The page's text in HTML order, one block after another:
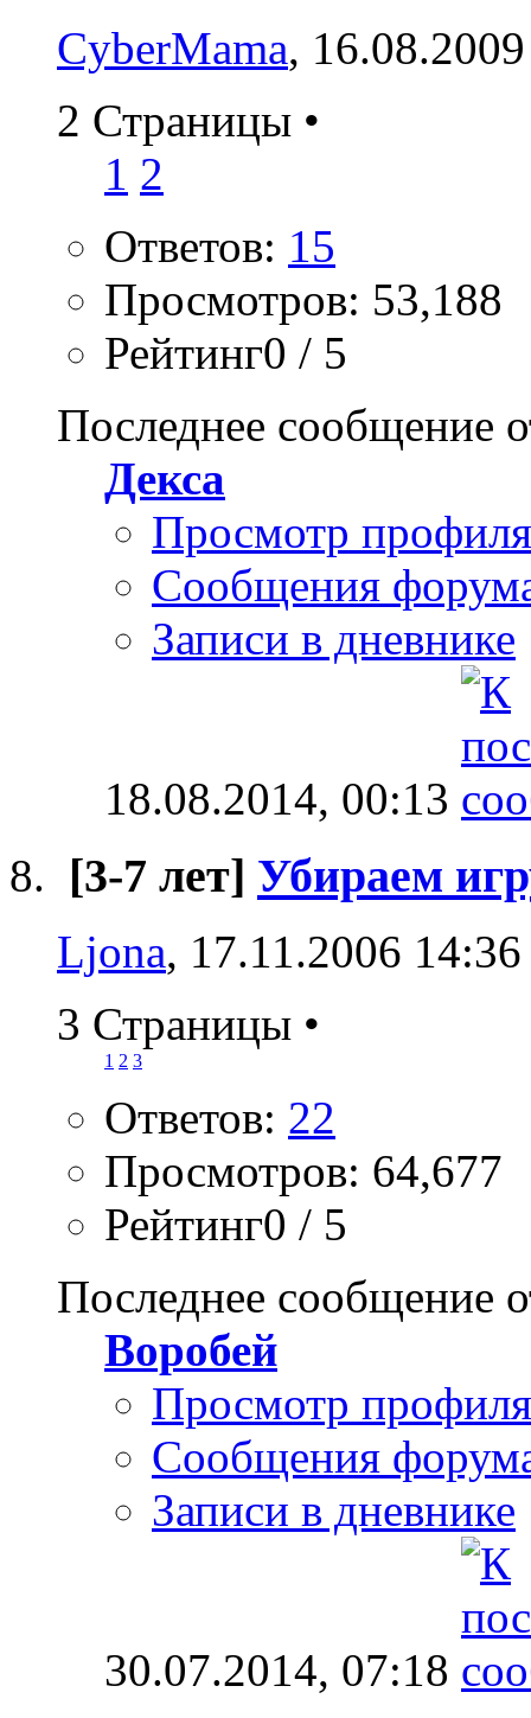
CyberMama,
2 Страницы •
1 2
Ответов: 15
Просмотров: 53,188
Рейтинг0 / 5
Последнее сообщение
Декса
Просмотр профиля
Сообщения
Записи в дневнике
18.08.2014, 00:13
[3-7 лет] Убираем
Ljona, 17.11.2006 14:36
3 Страницы •
1 2 3
Ответов: 22
Просмотров: 64,677
Рейтинг0 / 5
Последнее сообщение
Воробей
Просмотр профиля
Сообщения
Записи в дневнике
30.07.2014, 07:18